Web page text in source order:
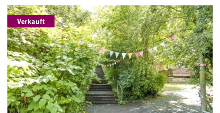
Verkauft